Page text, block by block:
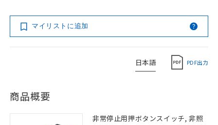
マイリストに追加
日本語 PDF出力
商品概要
非常停止用押ボタンスイッチ, 非照